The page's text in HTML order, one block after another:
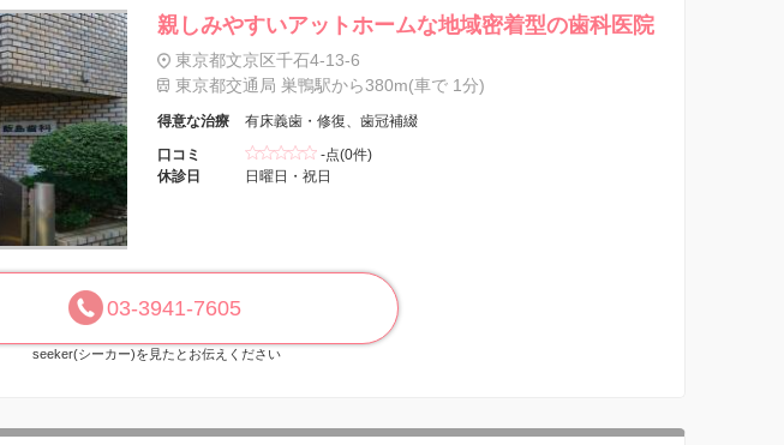
親しみやすいアットホームな地域密着型の歯科医院
東京都文京区千石4-13-6
東京都交通局 巣鴨駅から380m(車で 1分)
得意な治療
有床義歯・修復、歯冠補綴
口コミ
-点(0件)
休診日
日曜日・祝日
03-3941-7605
seeker(シーカー)を見たとお伝えください